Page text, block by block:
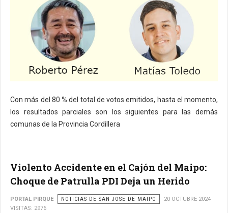
Con más del 80 % del total de votos emitidos, hasta el momento,
los resultados parciales son los siguientes para las demás
comunas de la Provincia Cordillera
Violento Accidente en el Cajón del Maipo:
Choque de Patrulla PDI Deja un Herido
PORTAL PIRQUE NOTICIAS DE SAN JOSE DE MAIPO
20 OCTUBRE 2024
VISITAS: 2976